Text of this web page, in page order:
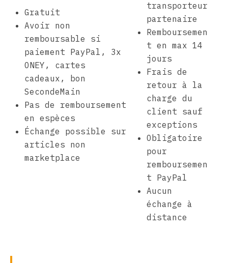
Gratuit
Avoir non
remboursable si
paiement PayPal, 3x
ONEY, cartes
cadeaux, bon
SecondeMain
Pas de remboursement
en espèces
Échange possible sur
articles non
marketplace
transporteur
partenaire
Remboursemen
t en max 14
jours
Frais de
retour à la
charge du
client sauf
exceptions
Obligatoire
pour
remboursemen
t PayPal
Aucun
échange à
distance